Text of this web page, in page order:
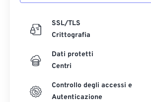
SSL/TLS
Crittografia
Dati protetti
Centri
Controllo degli accessi e
Autenticazione